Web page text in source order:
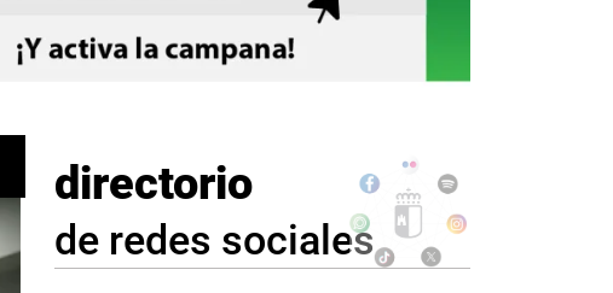
directorio
de redes sociales